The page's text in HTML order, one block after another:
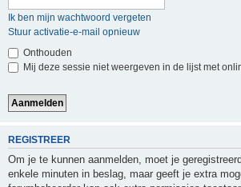
Ik ben mijn wachtwoord vergeten
Stuur activatie-e-mail opnieuw
Onthouden
Mij deze sessie niet weergeven in de lijst met
REGISTREER
Om je te kunnen aanmelden, moet je
enkele minuten in beslag, maar geeft je extra